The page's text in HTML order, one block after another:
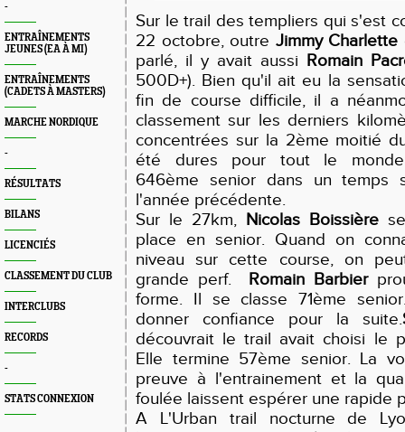
-
ENTRAÎNEMENTS
JEUNES (EA À MI)
ENTRAÎNEMENTS
(CADETS À MASTERS)
MARCHE NORDIQUE
-
RÉSULTATS
BILANS
LICENCIÉS
CLASSEMENT DU CLUB
INTERCLUBS
RECORDS
-
STATS CONNEXION
Sur le trail des templiers qui s'est
22 octobre, outre Jimmy Charlette
parlé, il y avait aussi Romain
500D+). Bien qu'il ait eu la
fin de course difficile, il a
classement sur les derniers
concentrées sur la 2ème moitié
été dures pour tout le
646ème senior dans un temps
l'année précédente.
Sur le 27km, Nicolas Boissière
place en senior. Quand on
niveau sur cette course, on
grande perf. Romain Barbier
forme. Il se classe 71ème
donner confiance pour la suite.
découvrait le trail avait choisi le
Elle termine 57ème senior. La
preuve à l'entrainement et la
foulée laissent espérer une rapide
A L'Urban trail nocturne de